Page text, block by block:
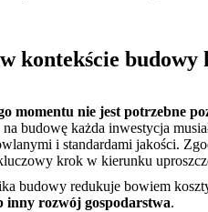
kontekście
momentu nie jest potrzebne
budowę każda inwestycja
i standardami jakości.
krok w kierunku
budowy redukuje bowiem
inny rozwój gospodarstwa.